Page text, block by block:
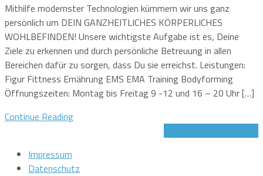
Mithilfe modernster Technologien kümmern wir uns ganz
persönlich um DEIN GANZHEITLICHES KÖRPERLICHES
WOHLBEFINDEN! Unsere wichtigste Aufgabe ist es, Deine
Ziele zu erkennen und durch persönliche Betreuung in allen
Bereichen dafür zu sorgen, dass Du sie erreichst. Leistungen:
Figur Fittness Ernährung EMS EMA Training Bodyforming
Öffnungszeiten: Montag bis Freitag 9 -12 und 16 – 20 Uhr […]
Continue Reading
Impressum
Datenschutz